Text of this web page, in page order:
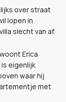
over straat
lopen in
slecht van af.
Erica
eigenlijk
waar hij
met